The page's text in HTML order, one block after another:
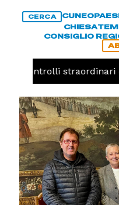
CERCA CUNEO
CHIESA
CONSIGLIO
controlli straordinari